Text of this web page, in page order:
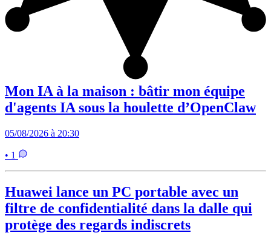
Mon IA à la maison : bâtir mon équipe
d'agents IA sous la houlette d’OpenClaw
05/08/2026 à 20:30
• 1
Huawei lance un PC portable avec un
filtre de confidentialité dans la dalle qui
protège des regards indiscrets